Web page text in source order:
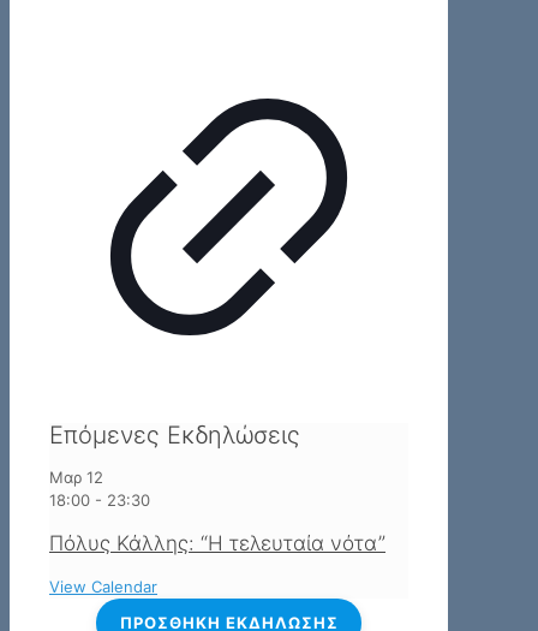
Επόμενες Εκδηλώσεις
Μαρ 12
18:00 - 23:30
Πόλυς Κάλλης: “H τελευταία νότα”
View Calendar
ΠΡΟΣΘΉΚΗ ΕΚΔΉΛΩΣΗΣ